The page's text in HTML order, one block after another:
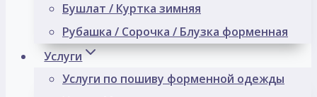
Бушлат / Куртка зимняя
Рубашка / Сорочка / Блузка форменная
Услуги
Услуги по пошиву форменной одежды